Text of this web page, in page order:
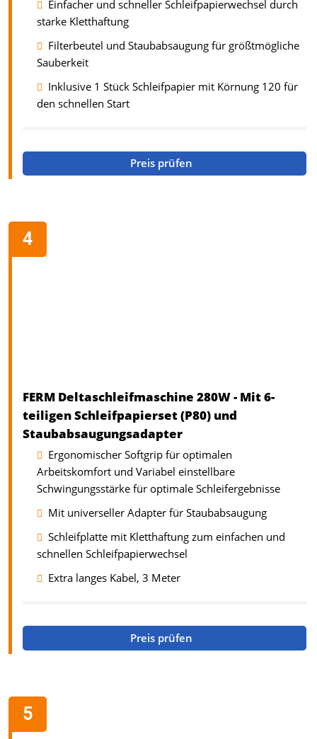
Einfacher und schneller Schleifpapierwechsel durch
starke Kletthaftung
Filterbeutel und Staubabsaugung für größtmögliche
Sauberkeit
Inklusive 1 Stück Schleifpapier mit Körnung 120 für
den schnellen Start
Preis prüfen
FERM Deltaschleifmaschine 280W - Mit 6-
teiligen Schleifpapierset (P80) und
Staubabsaugungsadapter
Ergonomischer Softgrip für optimalen
Arbeitskomfort und Variabel einstellbare
Schwingungsstärke für optimale Schleifergebnisse
Mit universeller Adapter für Staubabsaugung
Schleifplatte mit Kletthaftung zum einfachen und
schnellen Schleifpapierwechsel
Extra langes Kabel, 3 Meter
Preis prüfen